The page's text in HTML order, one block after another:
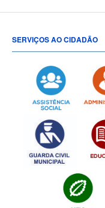
SERVIÇOS AO CIDADÃO